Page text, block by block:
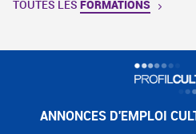
TOUTES LES FORMATIONS
ANNONCES D'EMPLOI